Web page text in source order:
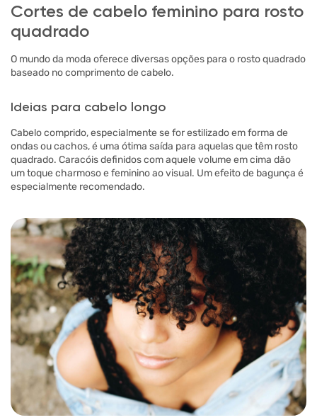
Cortes de cabelo feminino para rosto
quadrado
O mundo da moda oferece diversas opções para o rosto quadrado
baseado no comprimento de cabelo.
Ideias para cabelo longo
Cabelo comprido, especialmente se for estilizado em forma de
ondas ou cachos, é uma ótima saída para aquelas que têm rosto
quadrado. Caracóis definidos com aquele volume em cima dão
um toque charmoso e feminino ao visual. Um efeito de bagunça é
especialmente recomendado.